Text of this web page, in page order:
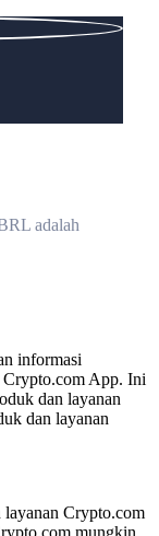
adalah
informasi
Crypto.com App. Ini
dan layanan
dan layanan
layanan Crypto.com
mungkin